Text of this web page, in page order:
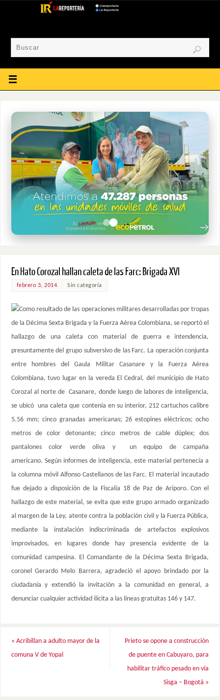
En Hato Corozal hallan caleta de las Farc: Brigada XVI
febrero 3, 2014 Sin categoría
Como resultado de las operaciones militares desarrolladas por tropas
de la Décima Sexta Brigada y la Fuerza Aérea Colombiana, se reportó el
hallazgo de una caleta con material de guerra e intendencia,
presuntamente del grupo subversivo de las Farc. La operación conjunta
entre hombres del Gaula Militar Casanare y la Fuerza Aérea
Colombiana, tuvo lugar en la vereda El Cedral, del municipio de Hato
Corozal al norte de Casanare, donde luego de labores de inteligencia,
se ubicó una caleta que contenía en su interior, 212 cartuchos calibre
5.56 mm; cinco granadas americanas; 26 estopines eléctricos; ocho
metros de color detonante; cinco metros de cable dúplex; dos
pantalones color verde oliva y un equipo de campaña
americano. Según informes de inteligencia, este material pertenecía a
la columna móvil Alfonso Castellanos de las Farc. El material incautado
fue dejado a disposición de la Fiscalía 18 de Paz de Ariporo. Con el
hallazgo de este material, se evita que este grupo armado organizado
al margen de la Ley, atente contra la población civil y la Fuerza Pública,
mediante la instalación indiscriminada de artefactos explosivos
improvisados, en lugares donde hay presencia evidente de la
comunidad campesina. El Comandante de la Décima Sexta Brigada,
coronel Gerardo Melo Barrera, agradeció el apoyo brindado por la
ciudadanía y extendió la invitación a la comunidad en general, a
denunciar cualquier actividad ilícita a las líneas gratuitas 146 y 147.
« Acribillan a adulto mayor de la
comuna V de Yopal
Prieto se opone a construcción
de puente en Cabuyaro, para
habilitar tráfico pesado en vía
Sisga – Bogotá »